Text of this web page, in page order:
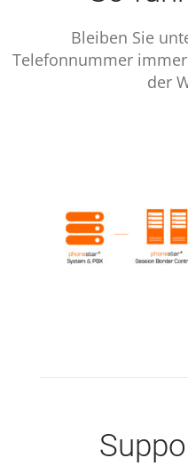
Bleiben Sie
Telefonnummer
der